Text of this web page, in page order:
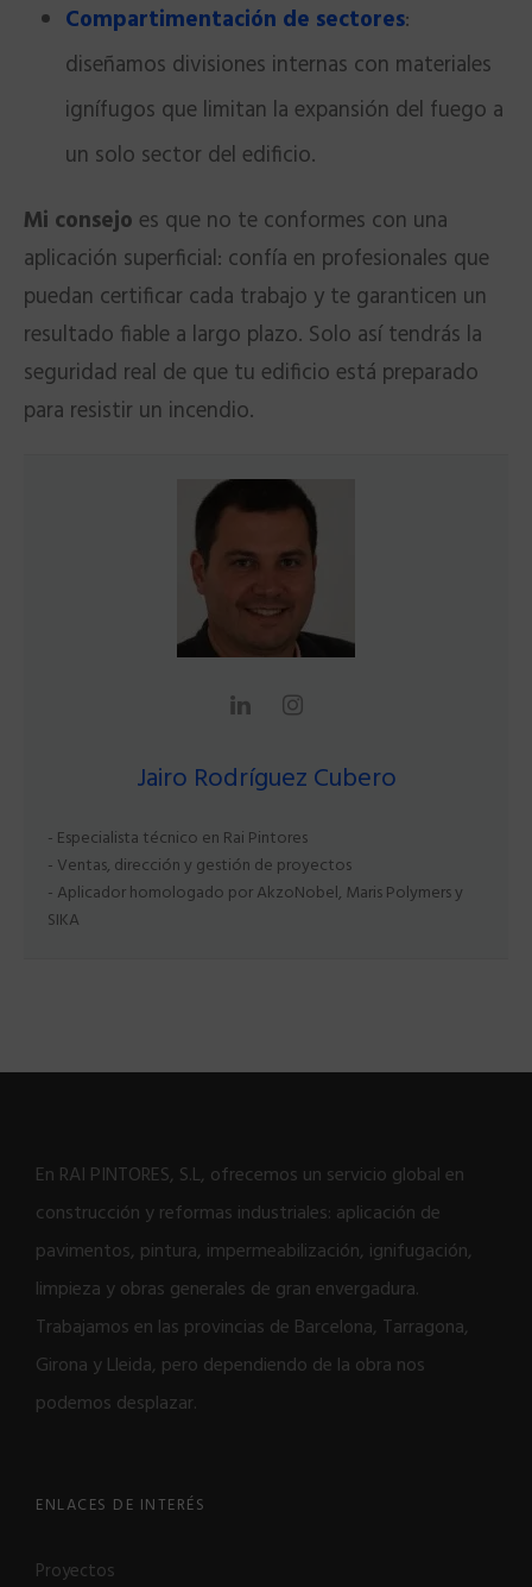
Compartimentación de sectores:
diseñamos divisiones internas con materiales
ignífugos que limitan la expansión del fuego a
un solo sector del edificio.
Mi consejo es que no te conformes con una
aplicación superficial: confía en profesionales que
puedan certificar cada trabajo y te garanticen un
resultado fiable a largo plazo. Solo así tendrás la
seguridad real de que tu edificio está preparado
para resistir un incendio.
Jairo Rodríguez Cubero
- Especialista técnico en Rai Pintores
- Ventas, dirección y gestión de proyectos
- Aplicador homologado por AkzoNobel, Maris Polymers y
SIKA
En RAI PINTORES, S.L, ofrecemos un servicio global en
construcción y reformas industriales: aplicación de
pavimentos, pintura, impermeabilización, ignifugación,
limpieza y obras generales de gran envergadura.
Trabajamos en las provincias de Barcelona, Tarragona,
Girona y Lleida, pero dependiendo de la obra nos
podemos desplazar.
ENLACES DE INTERÉS
Proyectos